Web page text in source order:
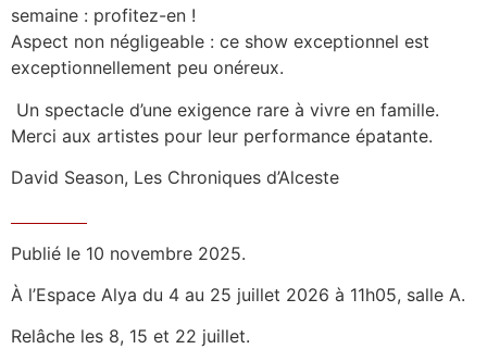
semaine : profitez-en !
Aspect non négligeable : ce show exceptionnel est
exceptionnellement peu onéreux.
Un spectacle d’une exigence rare à vivre en famille.
Merci aux artistes pour leur performance épatante.
David Season, Les Chroniques d’Alceste
Publié le 10 novembre 2025.
À l’Espace Alya du 4 au 25 juillet 2026 à 11h05, salle A.
Relâche les 8, 15 et 22 juillet.